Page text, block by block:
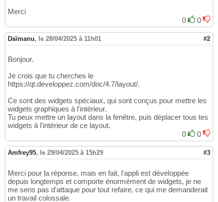
Merci
0
0
Daïmanu, le 28/04/2025 à 11h01 #2
Bonjour.
Je crois que tu cherches le
https://qt.developpez.com/doc/4.7/layout/.
Ce sont des widgets spéciaux, qui sont conçus pour mettre les
widgets graphiques à l'intérieur.
Tu peux mettre un layout dans la fenêtre, puis déplacer tous tes
widgets à l'intérieur de ce layout.
0
0
Amfrey95, le 29/04/2025 à 15h29 #3
Merci pour la réponse, mais en fait, l'appli est développée
depuis longtemps et comporte énormément de widgets, je ne
me sens pas d'attaque pour tout refaire, ce qui me demanderait
un travail colossale.